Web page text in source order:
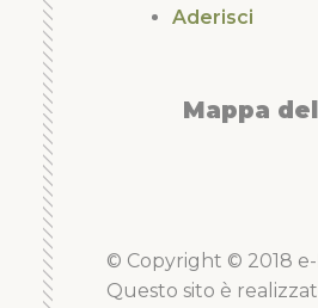
Aderisci
Mappa
© Copyright © 2018 e-
Questo sito è